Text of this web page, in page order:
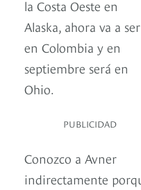
la Costa Oeste en
Alaska, ahora va a ser
en Colombia y en
septiembre será en
Ohio.
PUBLICIDAD
Conozco a Avner
indirectamente